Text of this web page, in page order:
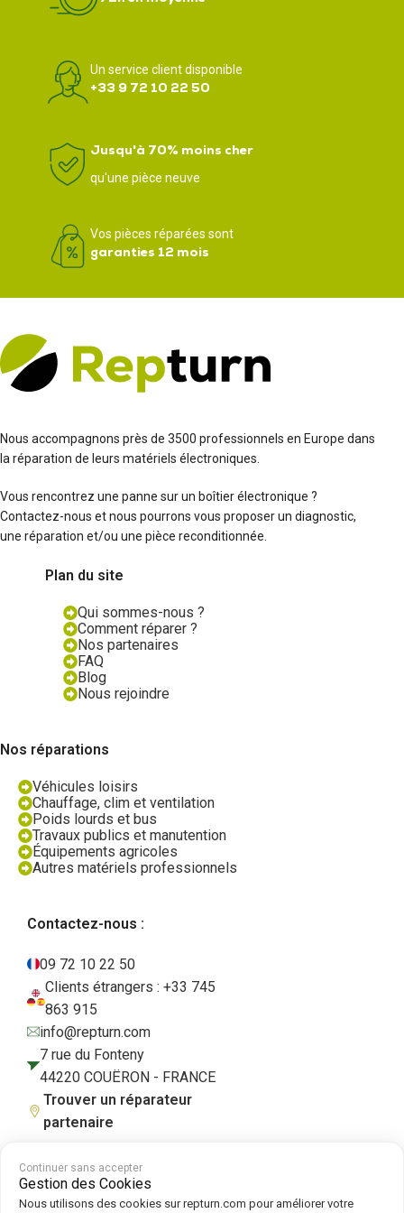
Un service client disponible
+33 9 72 10 22 50
Jusqu'à 70% moins cher
qu'une pièce neuve
Vos pièces réparées sont
garanties 12 mois
Nous accompagnons près de 3500 professionnels en Europe dans
la réparation de leurs matériels électroniques.
Vous rencontrez une panne sur un boîtier électronique ?
Contactez-nous et nous pourrons vous proposer un diagnostic,
une réparation et/ou une pièce reconditionnée.
Plan du site
Qui sommes-nous ?
Comment réparer ?
Nos partenaires
FAQ
Blog
Nous rejoindre
Nos réparations
Véhicules loisirs
Chauffage, clim et ventilation
Poids lourds et bus
Travaux publics et manutention
Équipements agricoles
Autres matériels professionnels
Contactez-nous :
09 72 10 22 50
Clients étrangers : +33 745
863 915
info@repturn.com
7 rue du Fonteny
44220 COUËRON - FRANCE
Trouver un réparateur
partenaire
CGV| Mentions légales Politique de confidentialité |Cookies
Continuer sans accepter
Gestion des Cookies
Nous utilisons des cookies sur repturn.com pour améliorer votre